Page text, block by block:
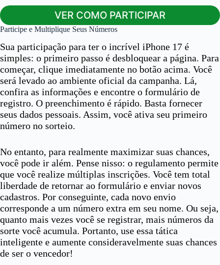
VER COMO PARTICIPAR
Participe e Multiplique Seus Números
Sua participação para ter o incrível iPhone 17 é
simples: o primeiro passo é desbloquear a página. Para
começar, clique imediatamente no botão acima. Você
será levado ao ambiente oficial da campanha. Lá,
confira as informações e encontre o formulário de
registro. O preenchimento é rápido. Basta fornecer
seus dados pessoais. Assim, você ativa seu primeiro
número no sorteio.
No entanto, para realmente maximizar suas chances,
você pode ir além. Pense nisso: o regulamento permite
que você realize múltiplas inscrições. Você tem total
liberdade de retornar ao formulário e enviar novos
cadastros. Por conseguinte, cada novo envio
corresponde a um número extra em seu nome. Ou seja,
quanto mais vezes você se registrar, mais números da
sorte você acumula. Portanto, use essa tática
inteligente e aumente consideravelmente suas chances
de ser o vencedor!